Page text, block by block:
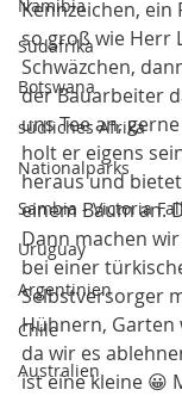
Namibia
Südafrika
Botswana
südliches Afrika
Nationalparks
Sambia - Victoria
Uruguay
Argentinien
Chile
Australien
Kennzeichen, ein
so groß wie Herr
Schwäzchen,
der Bauarbeiter
uns Tee an,
holt er eigens
heraus und
einem Baum an.
Dann machen
bei einer
Selbstversorger
Hühnern, Garten
da wir es
ist eine kleine 😀